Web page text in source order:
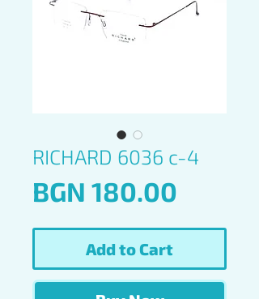
RICHARD 6036 c-4
BGN 180.00
Add to Cart